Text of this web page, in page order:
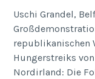
Uschi Grandel,
republikanischen
Hungerstreiks
Nordirland: Die